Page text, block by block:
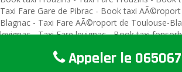
Taxi Fare Gare de Pibrac - Book taxi
Blagnac - Taxi Fare AÃ©roport de Toulouse-
levignac-Taxi Fare levignac-Book taxi
Taxi Fare l union- Book taxi toulouse-
Appeler le